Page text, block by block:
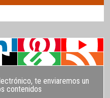
te enviaremos un
contenidos